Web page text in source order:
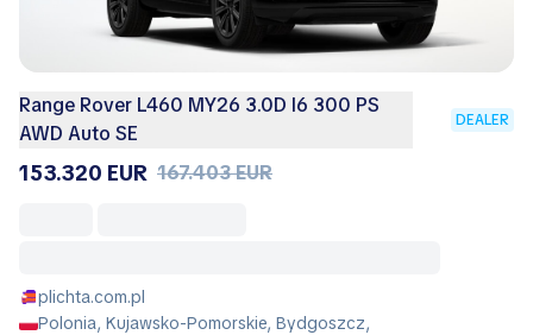
Range Rover L460 MY26 3.0D I6 300 PS
AWD Auto SE
DEALER
153.320 EUR 167.403 EUR
plichta.com.pl
Polonia, Kujawsko-Pomorskie, Bydgoszcz,